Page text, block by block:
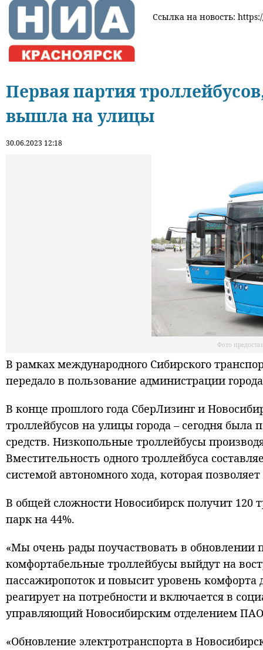
Ссылка на новость:
Первая партия
вышла на улицы
30.06.2023 12:18
Фото
В рамках международного Сибирского
передало в пользование администрации
В конце прошлого года СберЛизинг и
троллейбусов на улицы города – сегодня
средств. Низкопольные троллейбусы
Вместительность одного троллейбуса
системой автономного хода, которая
В общей сложности Новосибирск получит 120
парк на 44%.
«Мы очень рады поучаствовать в обновлении
комфортабельные троллейбусы выйдут на
пассажиропоток и повысит уровень комфорта
реагирует на потребности и включается в
управляющий Новосибирским отделением ПАО
«Обновление электротранспорта в